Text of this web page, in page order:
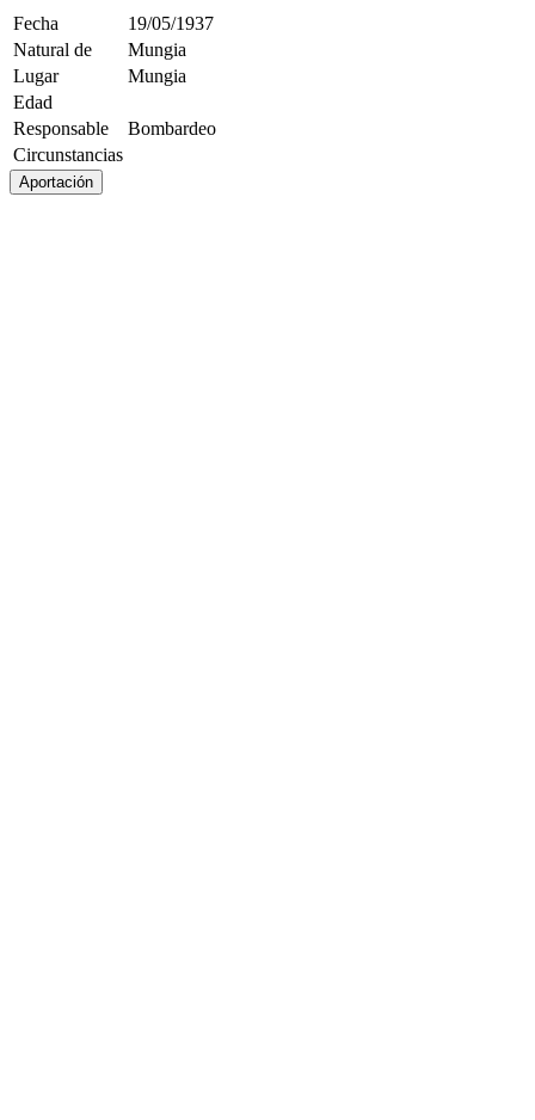
Fecha
19/05/1937
Natural de
Mungia
Lugar
Mungia
Edad
Responsable
Bombardeo
Circunstancias